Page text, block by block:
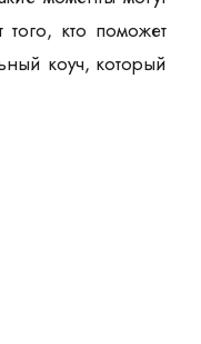
кто поможет
коуч, который